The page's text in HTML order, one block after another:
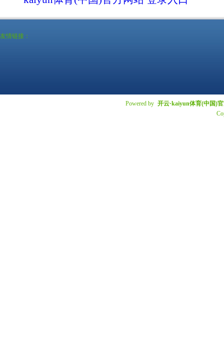
友情链接：
Powered by 开云·kaiyun体育(中国)